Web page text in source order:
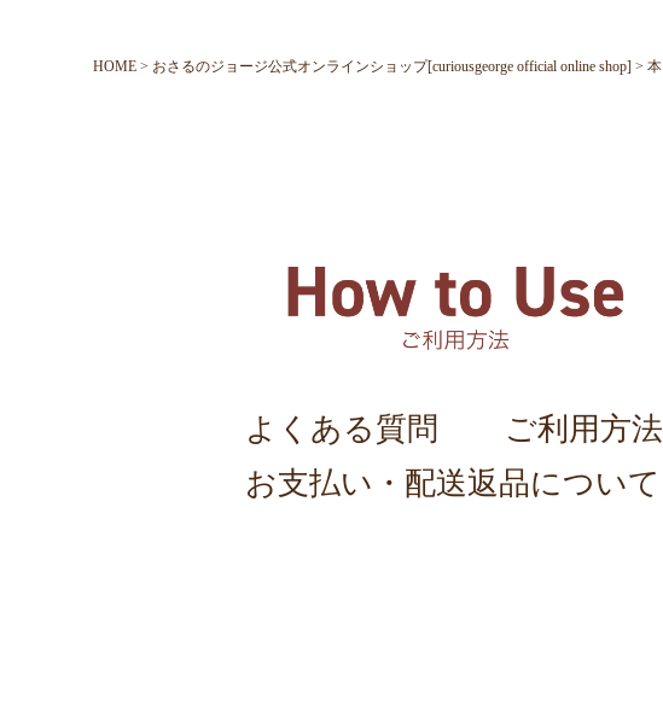
HOME おさるのジョージ公式オンラインショップ[curiousgeorge official online shop] 本
よくある質問
ご利用方法
お支払い・配送返品について